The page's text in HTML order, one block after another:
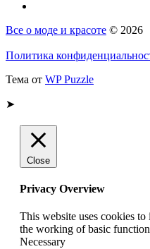
Все о моде и красоте © 2026
Политика
Тема от WP Puzzle
➤
Close
Privacy Overview
This website uses cookies
the working of basic
Necessary